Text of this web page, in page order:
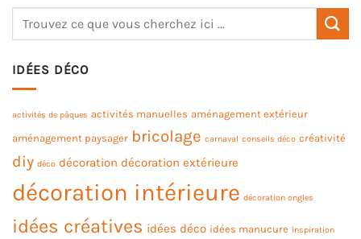
IDÉES DÉCO
activités de pâques activités manuelles aménagement extérieur
aménagement paysager bricolage carnaval conseils déco créativité
diy déco décoration décoration extérieure
décoration intérieure décoration ongles
idées créatives idées déco idées manucure inspiration